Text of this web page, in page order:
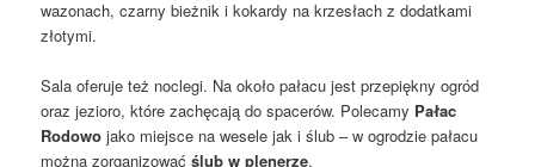
wazonach, czarny bieżnik i kokardy na krzesłach z dodatkami
złotymi.
Sala oferuje też noclegi. Na około pałacu jest przepiękny ogród
oraz jezioro, które zachęcają do spacerów. Polecamy Pałac
Rodowo jako miejsce na wesele jak i ślub – w ogrodzie pałacu
można zorganizowaćślub w plenerze.